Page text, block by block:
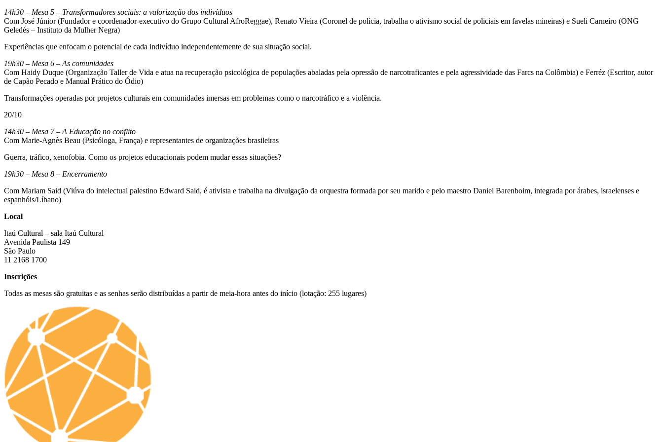
14h30 – Mesa 5 – Transformadores sociais: a valorização dos indivíduos
Com José Júnior (Fundador e coordenador-executivo do Grupo Cultural AfroReggae), Renato Vieira (Coronel de polícia, trabalha o ativismo social de policiais em favelas mineiras) e Sueli Carneiro (ONG
Geledés – Instituto da Mulher Negra)
Experiências que enfocam o potencial de cada indivíduo independentemente de sua situação social.
19h30 – Mesa 6 – As comunidades
Com Haidy Duque (Organização Taller de Vida e atua na recuperação psicológica de populações abaladas pela opressão de narcotraficantes e pela agressividade das Farcs na Colômbia) e Ferréz (Escritor, autor
de Capão Pecado e Manual Prático do Ódio)
Transformações operadas por projetos culturais em comunidades imersas em problemas como o narcotráfico e a violência.
20/10
14h30 – Mesa 7 – A Educação no conflito
Com Marie-Agnès Beau (Psicóloga, França) e representantes de organizações brasileiras
Guerra, tráfico, xenofobia. Como os projetos educacionais podem mudar essas situações?
19h30 – Mesa 8 – Encerramento
Com Mariam Said (Viúva do intelectual palestino Edward Said, é ativista e trabalha na divulgação da orquestra formada por seu marido e pelo maestro Daniel Barenboim, integrada por árabes, israelenses e
espanhóis/Líbano)
Local
Itaú Cultural – sala Itaú Cultural
Avenida Paulista 149
São Paulo
11 2168 1700
Inscrições
Todas as mesas são gratuitas e as senhas serão distribuídas a partir de meia-hora antes do início (lotação: 255 lugares)